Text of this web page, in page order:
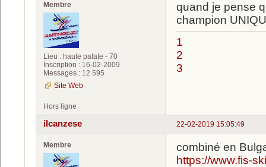
Membre
Lieu : haute patate - 70
Inscription : 16-02-2009
Messages : 12 595
Site Web
quand je pense
champion
1
2
3
Hors ligne
22-02-2019 15:05:49
ilcanzese
Membre
combiné en
https://www.fis-